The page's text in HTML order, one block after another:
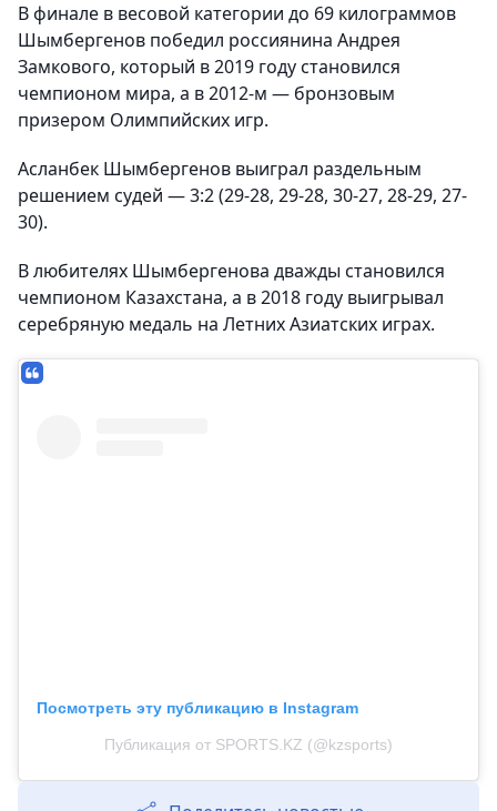
В финале в весовой категории до 69 килограммов
Шымбергенов победил россиянина Андрея
Замкового, который в 2019 году становился
чемпионом мира, а в 2012-м — бронзовым
призером Олимпийских игр.
Асланбек Шымбергенов выиграл раздельным
решением судей — 3:2 (29-28, 29-28, 30-27, 28-29, 27-
30).
В любителях Шымбергенова дважды становился
чемпионом Казахстана, а в 2018 году выигрывал
серебряную медаль на Летних Азиатских играх.
Посмотреть эту публикацию в Instagram
Публикация от SPORTS.KZ (@kzsports)